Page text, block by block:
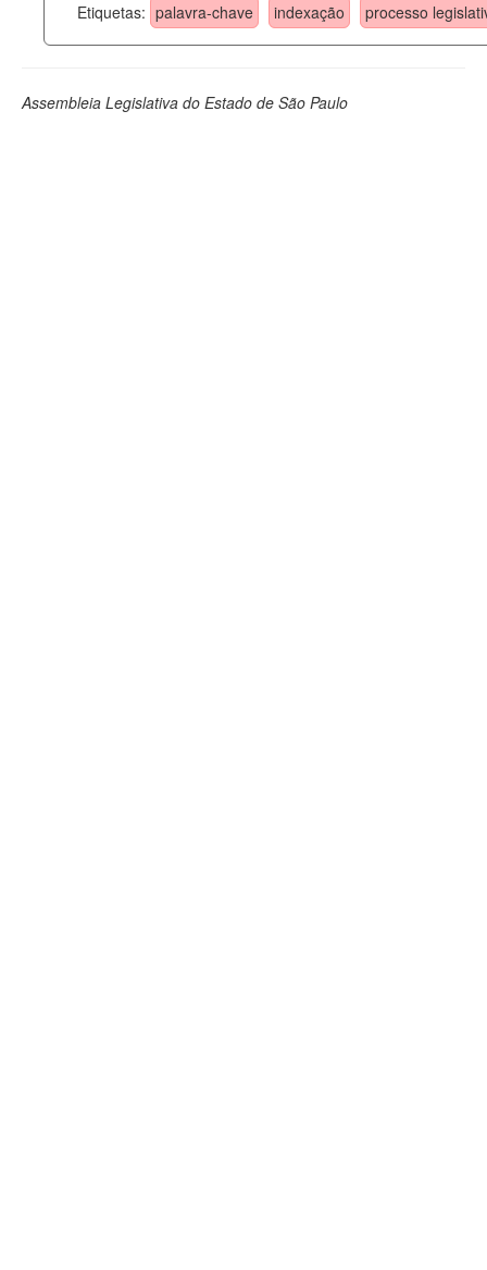
Etiquetas: palavra-chave indexação processo
Assembleia Legislativa do Estado de São Paulo